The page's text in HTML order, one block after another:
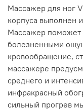
Массажер для ног
корпуса выполнен
Массажер поможет
болезненными
кровообращение,
массажере
среднего и
инфракрасный
сильный прогрев